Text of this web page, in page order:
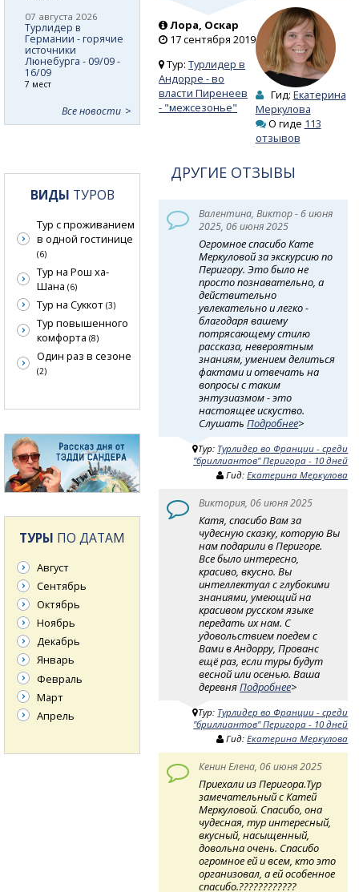
Лора, Оскар
17 сентября 2019
Тур:Турлидер в
Андорре - во
власти Пиренеев
- "межсезонье"
Гид: Екатерина
Меркулова
О гиде 113
отзывов
ДРУГИЕ ОТЗЫВЫ
Валентина, Виктор - 6 июня
2025, 06 июня 2025
Огромное спасибо Кате
Меркуловой за экскурсию по
Перигору. Это было не
просто познавательно, а
действительно
увлекательно и легко -
благодаря вашему
потрясающему стилю
рассказа, невероятным
знаниям, умением делиться
фактами и отвечать на
вопросы с таким
энтузиазмом - это
настоящее искуство.
СлушатьПодробнее>
Тур: Турлидер во Франции - среди
"бриллиантов" Перигора - 10 дней
Гид:Екатерина Меркулова
Виктория, 06 июня 2025
Катя, спасибо Вам за
чудесную сказку, которую Вы
нам подарили в Перигоре.
Все было интересно,
красиво, вкусно. Вы
интеллектуал с глубокими
знаниями, умеющий на
красивом русском языке
передать их нам. С
удовольствием поедем с
Вами в Андорру, Прованс
ещё раз, если туры будут
весной или осенью. Ваша
деревняПодробнее>
Тур: Турлидер во Франции - среди
"бриллиантов" Перигора - 10 дней
Гид:Екатерина Меркулова
Кенин Елена, 06 июня 2025
Приехали из Перигора.Тур
замечательный с Катей
Меркуловой. Спасибо, она
чудесная, тур интересный,
вкусный, насыщенный,
довольна очень. Спасибо
огромное ей и всем, кто это
организовал, а ей особенное
спасибо.????????????
07 августа 2026
Турлидер в
Германии - горячие
источники
Люнебурга - 09/09 -
16/09
7 мест
Все новости
ВИДЫ ТУРОВ
Тур с проживанием
в одной гостинице
(6)
Тур на Рош ха-
Шана (6)
Тур на Суккот (3)
Тур повышенного
комфорта (8)
Один раз в сезоне
(2)
ТУРЫ ПО ДАТАМ
Август
Сентябрь
Октябрь
Ноябрь
Декабрь
Январь
Февраль
Март
Апрель